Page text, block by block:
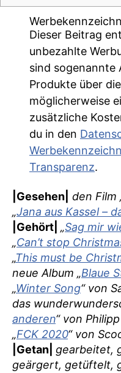
Dieser Beitrag
unbezahlte
sind sogenannte
Produkte über
möglicherweise
zusätzliche
du in den
Transparenz.
|Gesehen| den Film
„Jana aus Kassel –
|Gehört| „Sag mir
„Can’t stop
„This must be
neue Album „Blaue
„Winter Song“ von
das
anderen“ von
„FCK 2020“ von
|Getan| gearbeitet,
geärgert, getüftelt,